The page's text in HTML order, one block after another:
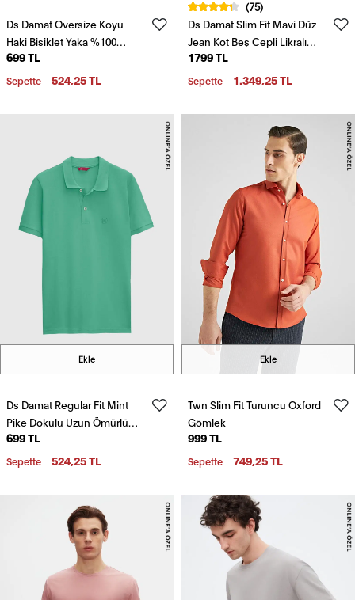
Ds Damat Oversize Koyu
Haki Bisiklet Yaka %100
Pamuk T-Shirt
699 TL
Sepette 524,25 TL
(75)
Ds Damat Slim Fit Mavi Düz
Jean Kot Beş Cepli Likralı
Yıkamalı Denim Pantolon
1799 TL
Sepette 1.349,25 TL
Ekle
Ds Damat Regular Fit Mint
Pike Dokulu Uzun Ömürlü
Kıvrılmaz Polo Yaka Nakışlı T-
Shirt
699 TL
Sepette 524,25 TL
Ekle
Twn Slim Fit Turuncu Oxford
Gömlek
999 TL
Sepette 749,25 TL